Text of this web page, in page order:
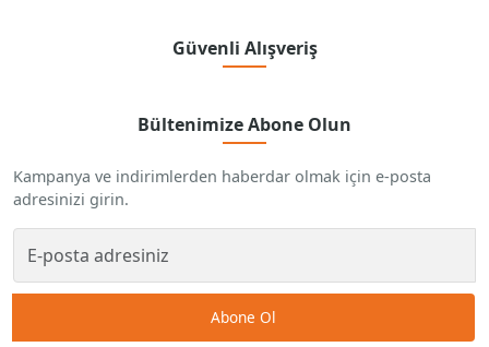
Güvenli Alışveriş
Bültenimize Abone Olun
Kampanya ve indirimlerden haberdar olmak için e-posta
adresinizi girin.
Abone Ol